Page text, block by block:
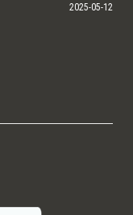
2025-05-12